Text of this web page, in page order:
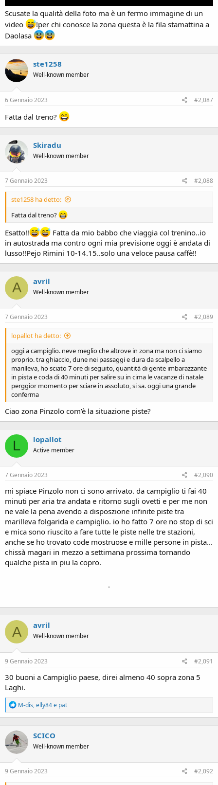
Scusate la qualità della foto ma è un fermo immagine di un
video
!per chi conosce la zona questa è la fila stamattina a
Daolasa
ste1258
Well-known member
6 Gennaio 2023 #2,087
Fatta dal treno?
Skiradu
Well-known member
7 Gennaio 2023 #2,088
ste1258 ha detto:
Fatta dal treno?
Esatto!!
Fatta da mio babbo che viaggia col trenino..io
in autostrada ma contro ogni mia previsione oggi è andata di
lusso!!Pejo Rimini 10-14.15..solo una veloce pausa caffè!!
A avril
Well-known member
7 Gennaio 2023 #2,089
lopallot ha detto:
oggi a campiglio. neve meglio che altrove in zona ma non ci siamo
proprio. tra ghiaccio, dune nei passaggi e dura da scalpello a
marilleva, ho sciato 7 ore di seguito, quantità di gente imbarazzante
in pista e coda di 40 minuti per salire su in cima le vacanze di natale
perggior momento per sciare in assoluto, si sa. oggi una grande
conferma
Ciao zona Pinzolo com’è la situazione piste?
L lopallot
Active member
7 Gennaio 2023 #2,090
mi spiace Pinzolo non ci sono arrivato. da campiglio ti fai 40
minuti per aria tra andata e ritorno sugli ovetti e per me non
ne vale la pena avendo a disposzione infinite piste tra
marilleva folgarida e campiglio. io ho fatto 7 ore no stop di sci
e mica sono riuscito a fare tutte le piste nelle tre stazioni,
anche se ho trovato code mostruose e mille persone in pista...
chissà magari in mezzo a settimana prossima tornando
qualche pista in piu la copro.
.
A avril
Well-known member
9 Gennaio 2023 #2,091
30 buoni a Campiglio paese, direi almeno 40 sopra zona 5
Laghi.
R
e
a
t
i
o
n
:
M-dis,elly84e pat
SCICO
Well-known member
9 Gennaio 2023 #2,092